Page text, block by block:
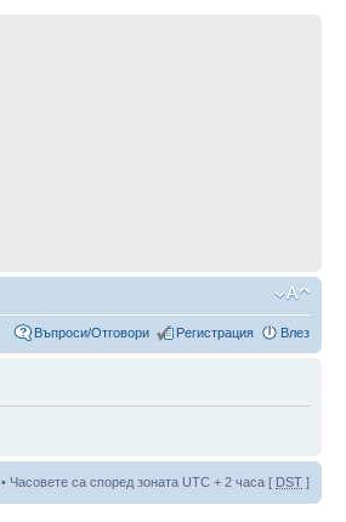
Въпроси/Отговори Регистрация Влез
• Часовете са според зоната UTC + 2 часа [ DST ]